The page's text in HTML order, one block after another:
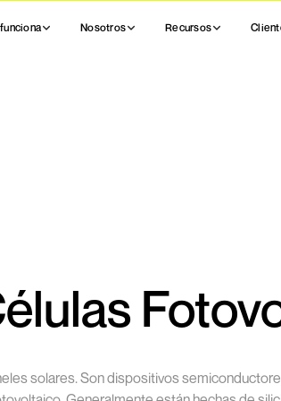
Nosotros Recursos
solares. Son dispositivos